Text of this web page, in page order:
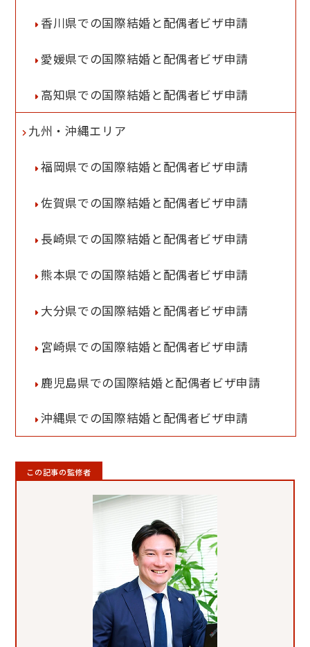
香川県での国際結婚と配偶者ビザ申請
愛媛県での国際結婚と配偶者ビザ申請
高知県での国際結婚と配偶者ビザ申請
九州・沖縄エリア
福岡県での国際結婚と配偶者ビザ申請
佐賀県での国際結婚と配偶者ビザ申請
長崎県での国際結婚と配偶者ビザ申請
熊本県での国際結婚と配偶者ビザ申請
大分県での国際結婚と配偶者ビザ申請
宮崎県での国際結婚と配偶者ビザ申請
鹿児島県での国際結婚と配偶者ビザ申請
沖縄県での国際結婚と配偶者ビザ申請
この記事の監修者